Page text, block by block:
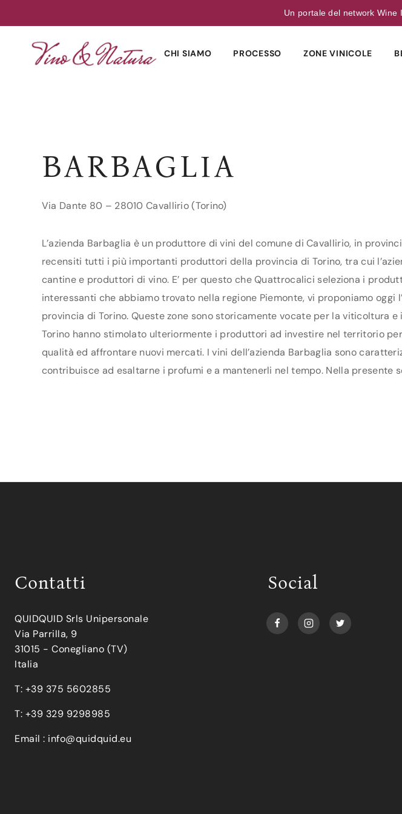
Un portale del network
CHI SIAMO PROCESSO ZONE VINICOLE
BARBAGLIA
Via Dante 80 – 28010 Cavallirio (Torino)
L’azienda Barbaglia è un produttore di vini del comune di Cavallirio, in
recensiti tutti i più importanti produttori della provincia di Torino, tra cui
cantine e produttori di vino. E’ per questo che Quattrocalici seleziona i
interessanti che abbiamo trovato nella regione Piemonte, vi proponiamo
provincia di Torino. Queste zone sono storicamente vocate per la
Torino hanno stimolato ulteriormente i produttori ad investire nel territorio
qualità ed affrontare nuovi mercati. I vini dell’azienda Barbaglia sono
contribuisce ad esaltarne i profumi e a mantenerli nel tempo. Nella
Contatti
QUIDQUID Srls Unipersonale
Via Parrilla, 9
31015 - Conegliano (TV)
Italia
T: +39 375 5602855
T: +39 329 9298985
Email : info@quidquid.eu
Social